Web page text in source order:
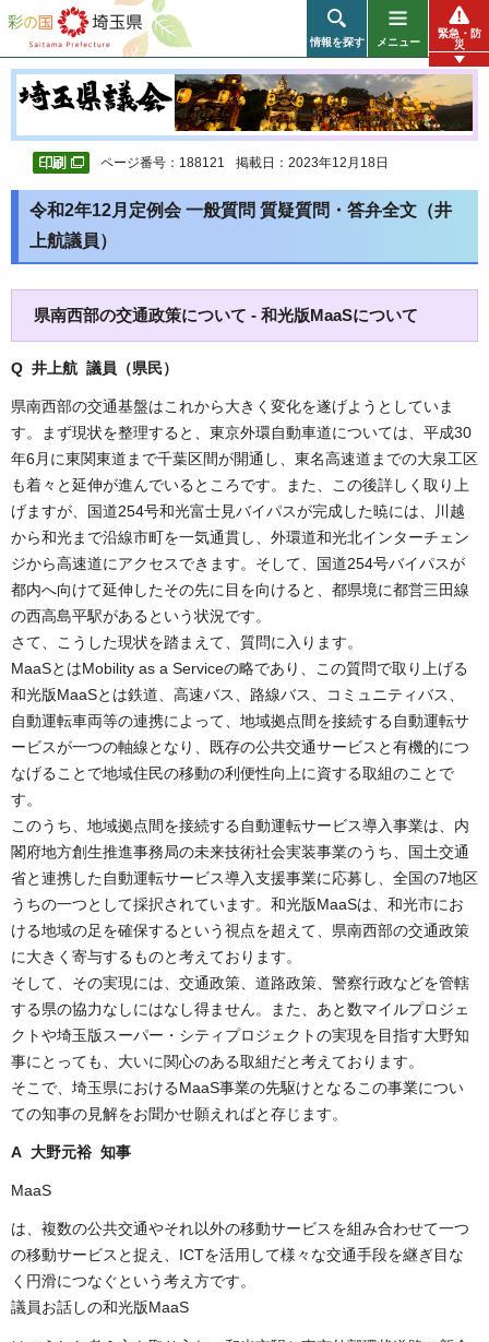
彩の国 埼玉県
情報を探す メニュー
緊急・防
災
ページ番号：188121 掲載日：2023年12月18日
令和2年12月定例会 一般質問 質疑質問・答弁全文（井
上航議員）
県南西部の交通政策について - 和光版MaaSについて
Q 井上航 議員（県民）
県南西部の交通基盤はこれから大きく変化を遂げようとしていま
す。まず現状を整理すると、東京外環自動車道については、平成30
年6月に東関東道まで千葉区間が開通し、東名高速道までの大泉工区
も着々と延伸が進んでいるところです。また、この後詳しく取り上
げますが、国道254号和光富士見バイパスが完成した暁には、川越
から和光まで沿線市町を一気通貫し、外環道和光北インターチェン
ジから高速道にアクセスできます。そして、国道254号バイパスが
都内へ向けて延伸したその先に目を向けると、都県境に都営三田線
の西高島平駅があるという状況です。
さて、こうした現状を踏まえて、質問に入ります。
MaaSとはMobility as a Serviceの略であり、この質問で取り上げる
和光版MaaSとは鉄道、高速バス、路線バス、コミュニティバス、
自動運転車両等の連携によって、地域拠点間を接続する自動運転サ
ービスが一つの軸線となり、既存の公共交通サービスと有機的につ
なげることで地域住民の移動の利便性向上に資する取組のことで
す。
このうち、地域拠点間を接続する自動運転サービス導入事業は、内
閣府地方創生推進事務局の未来技術社会実装事業のうち、国土交通
省と連携した自動運転サービス導入支援事業に応募し、全国の7地区
うちの一つとして採択されています。和光版MaaSは、和光市にお
ける地域の足を確保するという視点を超えて、県南西部の交通政策
に大きく寄与するものと考えております。
そして、その実現には、交通政策、道路政策、警察行政などを管轄
する県の協力なしにはなし得ません。また、あと数マイルプロジェ
クトや埼玉版スーパー・シティプロジェクトの実現を目指す大野知
事にとっても、大いに関心のある取組だと考えております。
そこで、埼玉県におけるMaaS事業の先駆けとなるこの事業につい
ての知事の見解をお聞かせ願えればと存じます。
A 大野元裕 知事
MaaS
は、複数の公共交通やそれ以外の移動サービスを組み合わせて一つ
の移動サービスと捉え、ICTを活用して様々な交通手段を継ぎ目な
く円滑につなぐという考え方です。
議員お話しの和光版MaaS